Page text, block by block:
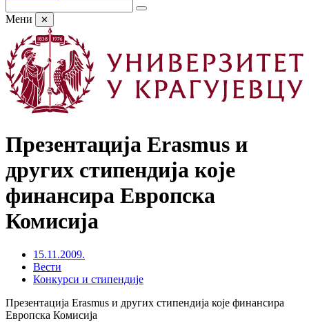
Мени ✕
Презентација Erasmus и
других стипендија које
финансира Европска
Комисија
15.11.2009.
Вести
Конкурси и стипендије
Презентација Erasmus и других стипендија које финансира
Европска Комисија